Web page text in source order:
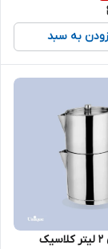
به سبد
کتری و قوری 2 لیتر کلاسیک